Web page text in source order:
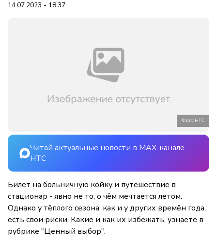
14.07.2023 - 18:37
Фото НТС
Читай актуальные новости в MAX-канале
НТС
Билет на больничную койку и путешествие в
стационар - явно не то, о чём мечтается летом.
Однако у тёплого сезона, как и у других времён года,
есть свои риски. Какие и как их избежать, узнаете в
рубрике "Ценный выбор".